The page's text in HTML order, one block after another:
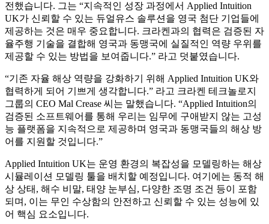
전했습니다. 그는 “지속적인 성장 과정에서 Applied Intuition
UK가 신뢰할 수 있는 듀얼유스 솔루션을 영국 첨단 기업들에
제공하는 것은 매우 중요합니다. 크라켄과의 협력은 검증된 자
율주행 기술을 결합해 영국과 동맹국에 실질적인 역량 우위를
제공할 수 있는 방법을 보여줍니다.” 라고 덧붙였습니다.
“기존 자율 해상 역량을 강화하기 위해 Applied Intuition UK와
협력하게 되어 기쁘게 생각합니다.” 라고 크라켄 테크놀로지
그룹의 CEO Mal Crease 씨는 말했습니다. “Applied Intuition의
검증된 소프트웨어를 통해 우리는 임무에 구애받지 않는 고성
능 플랫폼을 지속적으로 제공하며 영국과 동맹국들의 해상 방
어를 지원할 것입니다.”
Applied Intuition UK는 운영 환경의 복잡성을 모델링하는 해상
시뮬레이션 모델링 툴을 배치할 예정입니다. 여기에는 동적 해
상 상태, 해수 비말, 태양 눈부심, 다양한 조명 조건 등이 포함
되며, 이는 무인 수상함의 안전하고 신뢰할 수 있는 성능에 있
어 핵심 요소입니다.